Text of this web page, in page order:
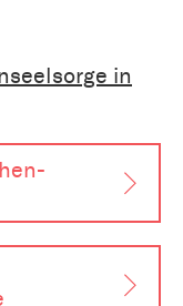
in